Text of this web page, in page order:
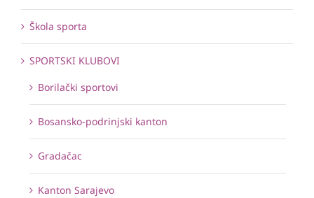
Škola sporta
SPORTSKI KLUBOVI
Borilački sportovi
Bosansko-podrinjski kanton
Gradačac
Kanton Sarajevo